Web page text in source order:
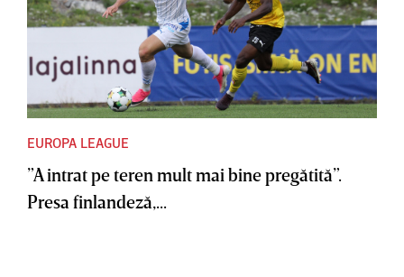
EUROPA LEAGUE
”A intrat pe teren mult mai bine pregătită”.
Presa finlandeză,...